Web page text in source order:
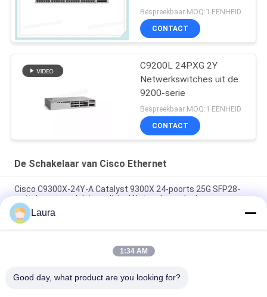
Uplink Opties
Bespreekbaar MOQ:1 EENHEID
CONTACT
C9200L 24PXG 2Y
Netwerkswitches uit de
9200-serie
Bespreekbaar MOQ:1 EENHEID
CONTACT
De Schakelaar van Cisco Ethernet
Cisco C9300X-24Y-A Catalyst 9300X 24-poorts 25G SFP28-
switch met modulaire uplinks | Netwerkvoordeel
Cisco C9300X-12Y-A-schakelaar | Catalyst 9300X 12-poorts
25G SFP28 netwerkvoordeelswitch
Cisco C9300-48S-A Katalysator 9300 SFP-switch met 48
Laura
1:34 AM
Good day, what product are you looking for?